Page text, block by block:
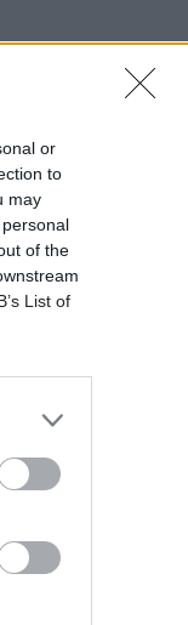
or
to
may
of the
List of